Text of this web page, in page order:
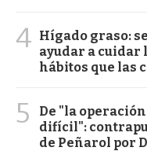
4 Hígado graso:
ayudar a cuidar
hábitos que las
5
De "la
difícil":
de Peñarol por